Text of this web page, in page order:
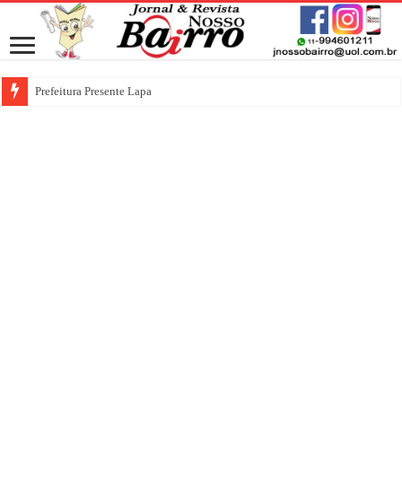
Prefeitura Presente Lapa